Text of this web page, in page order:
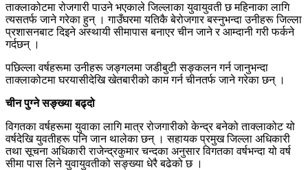
ताक्लाकोटमा रोजगारी पाउने भएकाले जिल्लाका युवायुवती छ महिनाका लागि
त्यसतर्फ जाने गरेका हुन् । गाउँघरमा यतिकै बेरोजगार बस्नुभन्दा उनीहरू जिल्ला
प्रशासनबाट दिइने अस्थायी सीमापास बनाएर चीन जाने र आम्दानी गरी फर्कने
गर्दछन् ।
पछिल्ला वर्षहरूमा उनीहरू जङ्गलमा जडीबुटी सङ्कलन गर्न जानुभन्दा
ताक्लाकोटमा घरयासीदेखि खेतबारीको काम गर्न चीनतर्फ जाने गरेका छन् ।
चीन पुग्ने सङ्ख्या बढ्दो
विगतका वर्षहरूमा युवाका लागि मात्र रोजगारीको केन्द्र बनेको ताक्लाकोट यो
वर्षदेखि युवतीहरू पनि जान थालेका छन् । सहायक प्रमुख जिल्ला अधिकारी
तथा सूचना अधिकारी राजेन्द्रकुमार चन्दका अनुसार विगतका वर्षभन्दा यो वर्ष
सीमा पास लिने युवायुवतीको सङ्ख्या धेरै बढेको छ ।